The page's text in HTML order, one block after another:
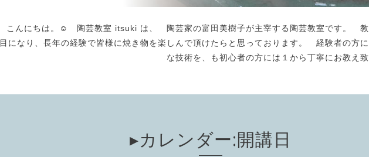
こんにちは。☺️ 陶芸教室 itsuki は、 陶芸家の富田美樹子が主宰する陶芸教室です。 教
目になり、長年の経験で皆様に焼き物を楽しんで頂けたらと思っております。 経験者の方
な技術を、も初心者の方には１から丁寧にお教
▸カレンダー:開講日